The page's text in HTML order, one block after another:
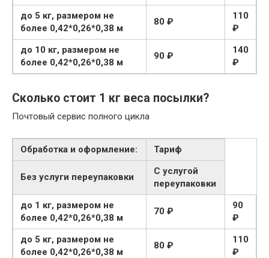
до 5 кг, размером не
более 0,42*0,26*0,38 м
80 ₽
110
₽
до 10 кг, размером не
более 0,42*0,26*0,38 м
90 ₽
140
₽
Сколько стоит 1 кг веса посылки?
Почтовый сервис полного цикла
Обработка и оформление: Тариф
Без услуги переупаковки
С услугой
переупаковки
до 1 кг, размером не
более 0,42*0,26*0,38 м
70 ₽
90
₽
до 5 кг, размером не
более 0,42*0,26*0,38 м
80 ₽
110
₽